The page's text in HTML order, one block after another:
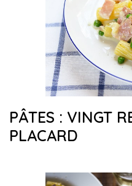
PÂTES : VINGT
PLACARD